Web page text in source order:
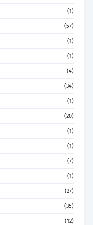
(1)
(57)
(1)
(1)
(4)
(34)
(1)
(20)
(1)
(1)
(7)
(1)
(27)
(35)
(12)